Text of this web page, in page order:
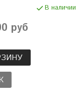
В наличии
руб